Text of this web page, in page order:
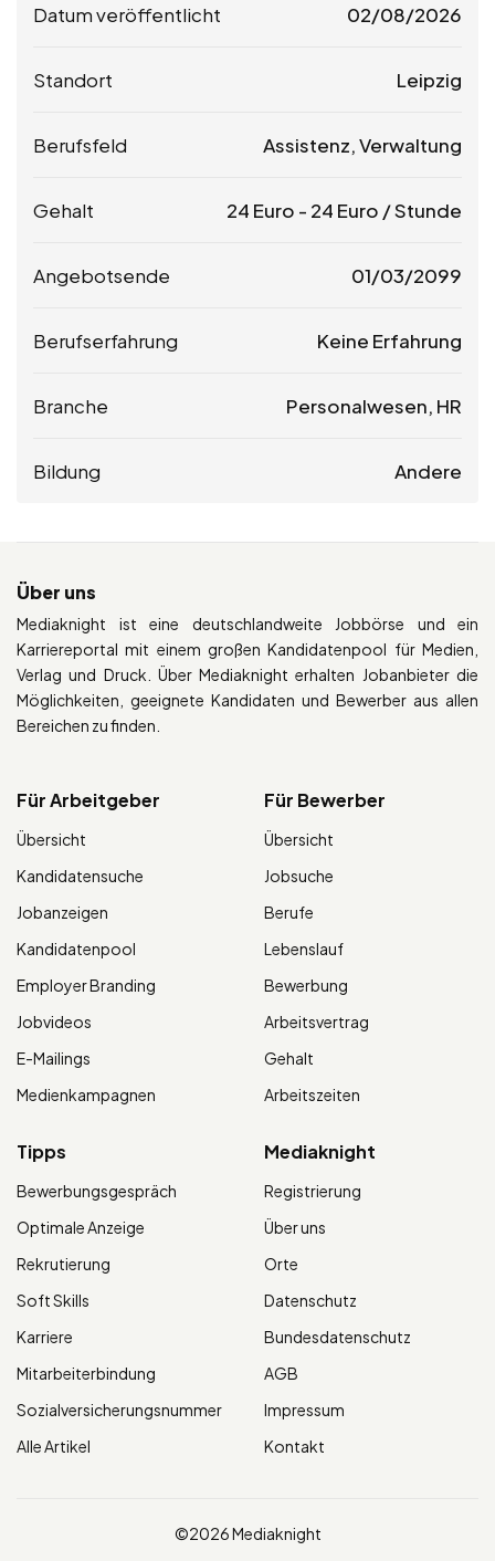
Datum veröffentlicht 02/08/2026
Standort Leipzig
Berufsfeld Assistenz, Verwaltung
Gehalt 24 Euro - 24 Euro / Stunde
Angebotsende 01/03/2099
Berufserfahrung Keine Erfahrung
Branche Personalwesen, HR
Bildung Andere
Über uns
Mediaknight ist eine deutschlandweite Jobbörse und ein
Karriereportal mit einem großen Kandidatenpool für Medien,
Verlag und Druck. Über Mediaknight erhalten Jobanbieter die
Möglichkeiten, geeignete Kandidaten und Bewerber aus allen
Bereichen zu finden.
Für Arbeitgeber
Übersicht
Kandidatensuche
Jobanzeigen
Kandidatenpool
Employer Branding
Jobvideos
E-Mailings
Medienkampagnen
Für Bewerber
Übersicht
Jobsuche
Berufe
Lebenslauf
Bewerbung
Arbeitsvertrag
Gehalt
Arbeitszeiten
Tipps
Bewerbungsgespräch
Optimale Anzeige
Rekrutierung
Soft Skills
Karriere
Mitarbeiterbindung
Sozialversicherungsnummer
Alle Artikel
Mediaknight
Registrierung
Über uns
Orte
Datenschutz
Bundesdatenschutz
AGB
Impressum
Kontakt
©2026 Mediaknight